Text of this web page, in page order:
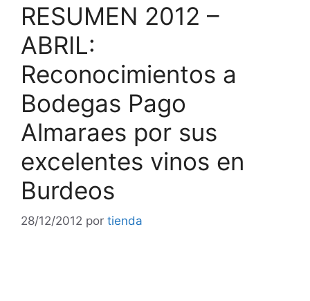
RESUMEN 2012 –
ABRIL:
Reconocimientos a
Bodegas Pago
Almaraes por sus
excelentes vinos en
Burdeos
28/12/2012 por tienda